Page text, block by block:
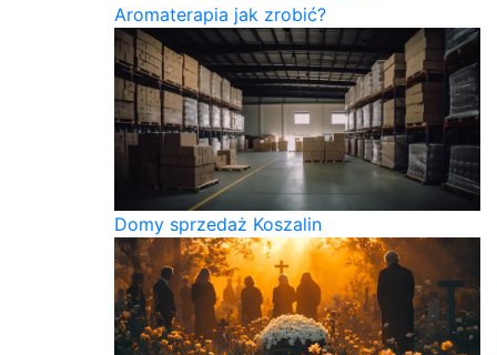
Aromaterapia jak zrobić?
Domy sprzedaż Koszalin